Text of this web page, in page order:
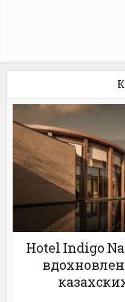
Hotel Indigo